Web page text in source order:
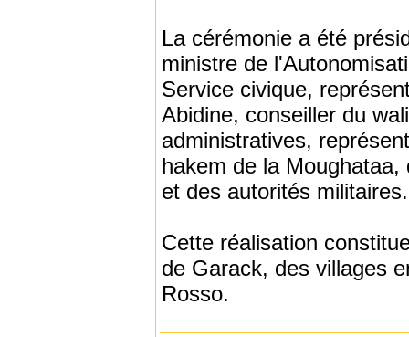
La cérémonie a été
ministre de
Service civique,
Abidine, conseiller du
administratives,
hakem de la
et des autorités militaires.
Cette réalisation
de Garack, des villages
Rosso.